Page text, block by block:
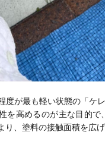
度が最も軽い状態の「ケ
を高めるのが主な目的で
り、塗料の接触面積を広げ